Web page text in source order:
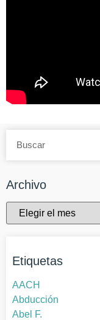
Archivo
Etiquetas
AACH
Abducción
Abel F.